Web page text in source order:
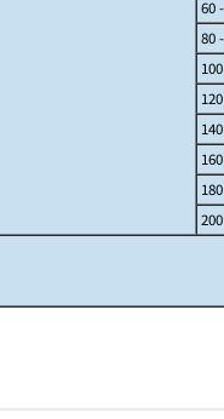
60
80